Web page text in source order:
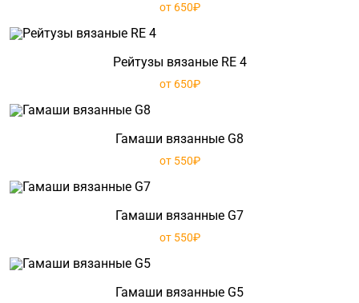
от 650₽
Рейтузы вязаные RE 4
от 650₽
Гамаши вязанные G8
от 550₽
Гамаши вязанные G7
от 550₽
Гамаши вязанные G5